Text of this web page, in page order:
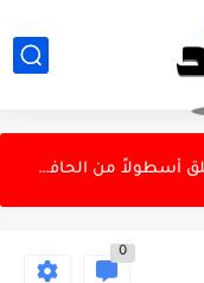
هيئة الحج والعمرة تطلق أسطولاً من الحافلات لنقل زائري...
كاظم الساهر ينضم إلى أكاديمية التسجيل الأميركية المنظمة لجوائز غرامي
هدية خاصة (صورة)
0